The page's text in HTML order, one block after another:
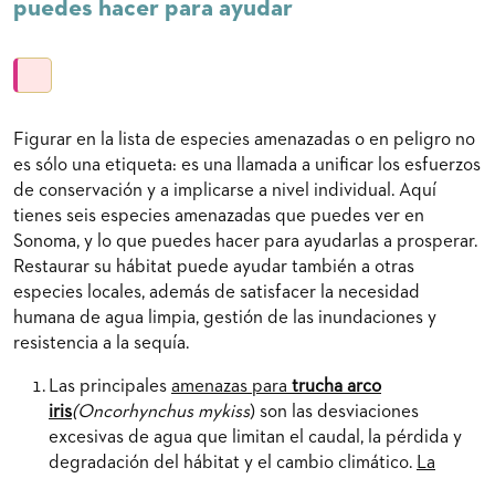
puedes hacer para ayudar
Figurar en la lista de especies amenazadas o en peligro no
es sólo una etiqueta: es una llamada a unificar los esfuerzos
de conservación y a implicarse a nivel individual. Aquí
tienes seis especies amenazadas que puedes ver en
Sonoma, y lo que puedes hacer para ayudarlas a prosperar.
Restaurar su hábitat puede ayudar también a otras
especies locales, además de satisfacer la necesidad
humana de agua limpia, gestión de las inundaciones y
resistencia a la sequía.
Las principales amenazas para trucha arco
iris(Oncorhynchus mykiss) son las desviaciones
excesivas de agua que limitan el caudal, la pérdida y
degradación del hábitat y el cambio climático. La